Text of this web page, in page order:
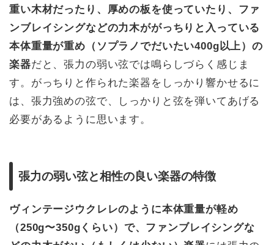
重い木材だったり、厚めの板を使っていたり、ファ
ンブレイシングなどの力木ががっちりと入っている
本体重量が重め（ソプラノでだいたい400g以上）の
楽器だと、張力の弱い弦では鳴らしづらく感じま
す。がっちりと作られた楽器をしっかり響かせるに
は、張力強めの弦で、しっかりと弦を弾いてあげる
必要があるように思います。
張力の弱い弦と相性の良い楽器の特徴
ヴィンテージウクレレのように本体重量が軽め
（250g〜350gくらい）で、ファンブレイシングな